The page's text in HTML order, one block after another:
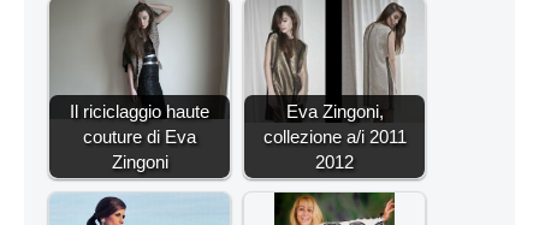
Il riciclaggio haute
couture di Eva
Zingoni
Eva Zingoni,
collezione a/i 2011
2012